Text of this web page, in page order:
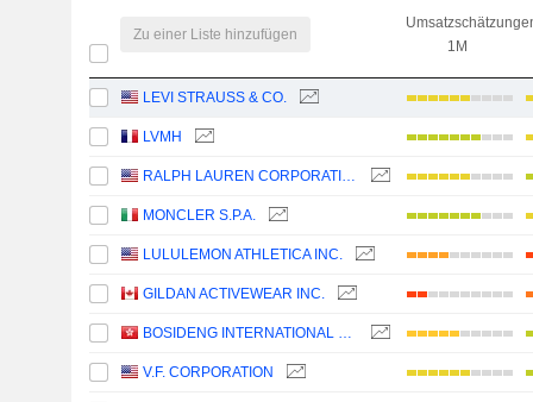
Zu einer Liste hinzufügen
1M
LEVI STRAUSS & CO.
LVMH
RALPH LAUREN CORPORATION
MONCLER S.P.A.
LULULEMON ATHLETICA INC.
GILDAN ACTIVEWEAR INC.
BOSIDENG INTERNATIONAL HOLDINGS LIMITED
V.F. CORPORATION